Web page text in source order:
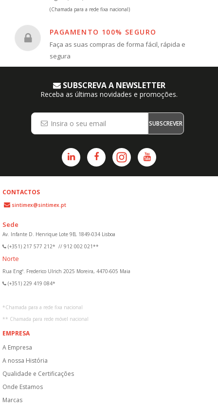
(Chamada para a rede fixa nacional)
PAGAMENTO 100% SEGURO
Faça as suas compras de forma fácil, rápida e
segura
SUBSCREVA A NEWSLETTER
Receba as últimas novidades e promoções.
SUBSCREVER
CONTACTOS
sintimex@sintimex.pt
Sede
Av. Infante D. Henrique Lote 9B, 1849-034 Lisboa
(+351) 217 577 212* // 912 002 021**
Norte
Rua Engº. Frederico Ulrich 2025 Moreira, 4470-605 Maia
(+351) 229 419 084*
*Chamada para a rede fixa nacional
** Chamada para rede móvel nacional
EMPRESA
A Empresa
A nossa História
Qualidade e Certificações
Onde Estamos
Marcas